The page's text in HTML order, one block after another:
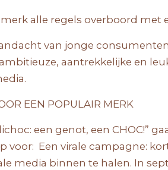
alle regels overboord met
van jonge
aantrekkelijke en
EEN POPULAIR MERK
een genot, een CHOC!”
voor: Een virale campagne:
media binnen te halen. In